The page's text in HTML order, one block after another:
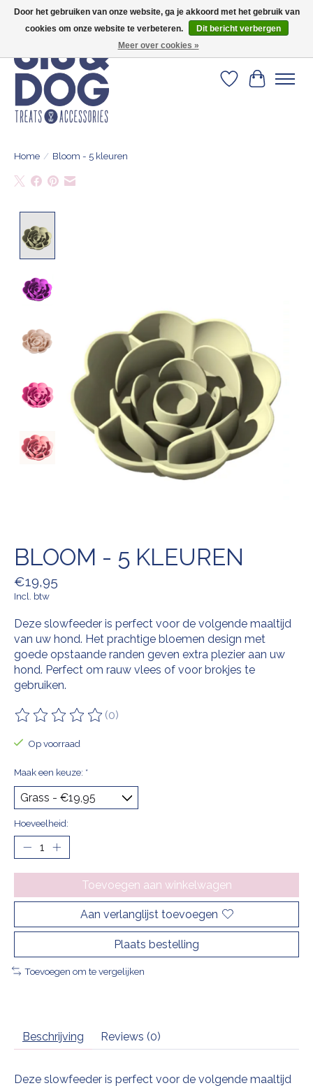
Verlanglijst
Home / Bloom - 5 kleuren
BLOOM - 5 KLEUREN
€19,95
Incl. btw
Deze slowfeeder is perfect voor de volgende maaltijd
van uw hond. Het prachtige bloemen design met
goede opstaande randen geven extra plezier aan uw
hond. Perfect om rauw vlees of voor brokjes te
gebruiken.
De beoordeling van dit product is
(0)
Op voorraad
Maak een keuze: *
Hoeveelheid:
Toevoegen aan winkelwagen
Aan verlanglijst toevoegen
Plaats bestelling
Toevoegen om te vergelijken
Beschrijving Reviews (0)
Deze slowfeeder is perfect voor de volgende maaltijd
Door het gebruiken van onze website, ga je akkoord met het gebruik van
cookies om onze website te verbeteren.
Dit bericht verbergen
Meer over cookies »
Geef je hond het kleedje waar 500+ baasjes fan van zijn!